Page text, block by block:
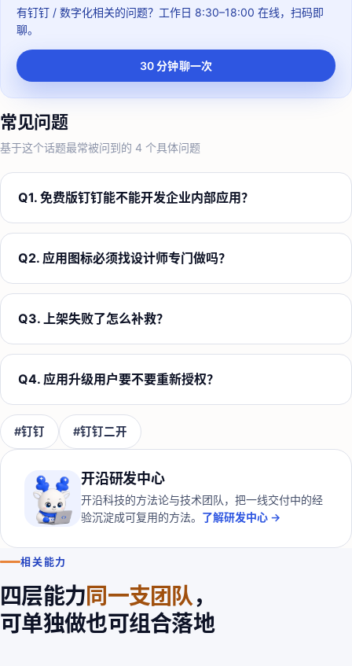
有钉钉 / 数字化相关的问题？ 工作日 8:30–18:00 在线，扫码即
聊。
30 分钟聊一次
常见问题
基于这个话题最常被问到的 4 个具体问题
Q1. 免费版钉钉能不能开发企业内部应用？
Q2. 应用图标必须找设计师专门做吗？
Q3. 上架失败了怎么补救？
Q4. 应用升级用户要不要重新授权？
#钉钉 #钉钉二开
开沿研发中心
开沿科技的方法论与技术团队，把一线交付中的经
验沉淀成可复用的方法。 了解研发中心 →
相关能力
四层能力同一支团队，
可单独做也可组合落地